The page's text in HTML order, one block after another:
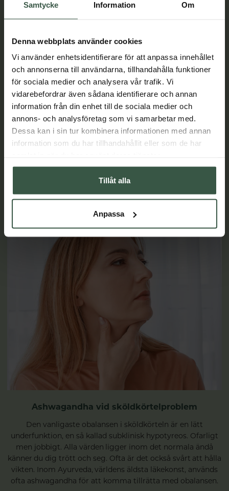
Samtycke Information Om
Denna webbplats använder cookies
Vi använder enhetsidentifierare för att anpassa innehållet
och annonserna till användarna, tillhandahålla funktioner
för sociala medier och analysera vår trafik. Vi
vidarebefordrar även sådana identifierare och annan
information från din enhet till de sociala medier och
annons- och analysföretag som vi samarbetar med.
Dessa kan i sin tur kombinera informationen med annan
information som du har tillhandahållit eller som de har
Tillåt alla
Anpassa
Ashwagandha hjälper vid stress – det är bevisat
Ashwagandha är en av de viktigaste örterna inom
ayurvedisk medicin, med en dokumenterad användning i 4
000 år. Örten används framförallt vid trötthet, fysisk och
förvärras av stress och förhöjd kortisolnivå.
LÄS MER
Ashwagandha vid sköldkörtelproblem
Den vanligaste obalansen i sköldkörteln är en lätt
underfunktion, en så kallad subklinisk hypotyreos. Ofarligt
men jobbigt. Alla värden ligger inom det normala ändå
känner du dig trött och seg. Ofta är det också svårt att hålla
vikten. Inom Ayurveda, världens äldsta läkekonst, används
ofta ashwagandha för att komma tillrätta med obalansen.